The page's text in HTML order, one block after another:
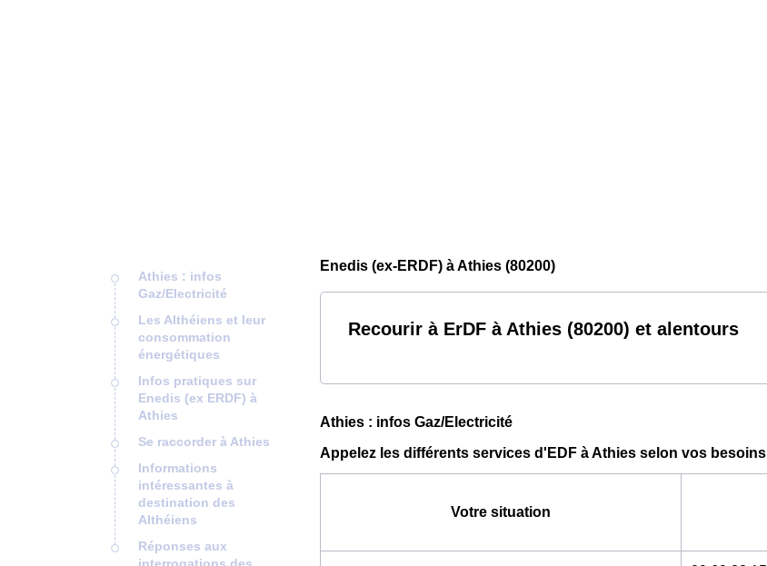
Athies : infos
Gaz/Electricité
Les Althéiens et leur
consommation
énergétiques
Infos pratiques sur
Enedis (ex ERDF) à
Athies
Se raccorder à Athies
Informations
intéressantes à
destination des
Althéiens
Réponses aux
Enedis (ex-ERDF) à Athies (80200)
Recourir à ErDF à Athies (80200) et alentours
Athies : infos Gaz/Electricité
Appelez les différents services d'EDF à Athies selon vos besoins
Votre situation